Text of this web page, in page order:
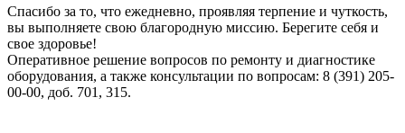
Спасибо за то, что ежедневно, проявляя терпение и чуткость,
вы выполняете свою благородную миссию. Берегите себя и
свое здоровье!
Оперативное решение вопросов по ремонту и диагностике
оборудования, а также консультации по вопросам: 8 (391) 205-
00-00, доб. 701, 315.